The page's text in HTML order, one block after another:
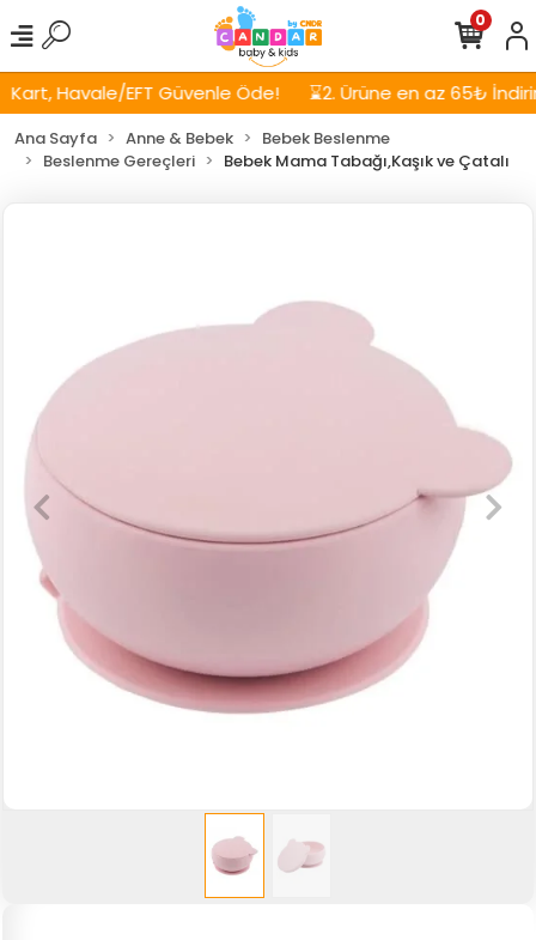
Havale/EFT Güvenle Öde! ⌛2. Ürüne en az 65₺ İndirim!
0
Ana Sayfa Anne & Bebek
Bebek Beslenme
Beslenme Gereçleri
Bebek Mama Tabağı,Kaşık ve Çatalı